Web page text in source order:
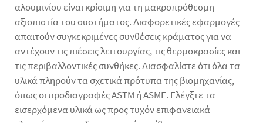
αλουμινίου είναι κρίσιμη για τη μακροπρόθεσμη
αξιοπιστία του συστήματος. Διαφορετικές εφαρμογές
απαιτούν συγκεκριμένες συνθέσεις κράματος για να
αντέχουν τις πιέσεις λειτουργίας, τις θερμοκρασίες και
τις περιβαλλοντικές συνθήκες. Διασφαλίστε ότι όλα τα
υλικά πληρούν τα σχετικά πρότυπα της βιομηχανίας,
όπως οι προδιαγραφές ASTM ή ASME. Ελέγξτε τα
εισερχόμενα υλικά ως προς τυχόν επιφανειακά